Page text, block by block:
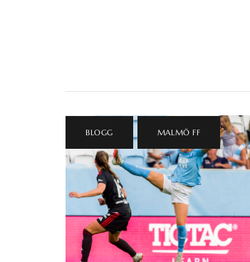
BLOGG MALMÖ FF